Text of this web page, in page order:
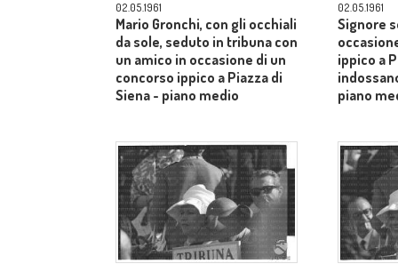
02.05.1961
Mario Gronchi, con gli occhiali
da sole, seduto in tribuna con
un amico in occasione di un
concorso ippico a Piazza di
Siena - piano medio
02.05.1961
Signore
ippico a
piano